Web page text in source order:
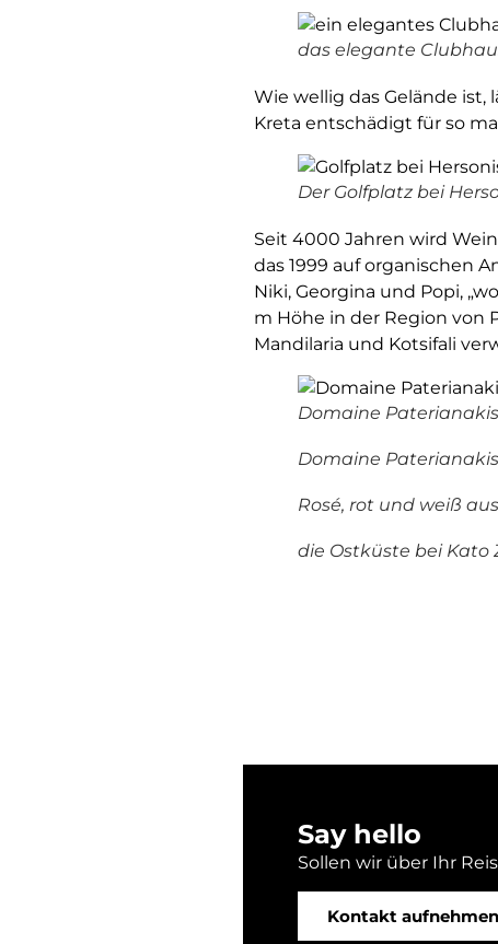
das elegante
Wie wellig das Gelände ist,
Kreta entschädigt für so
Der Golfplatz bei
Seit 4000 Jahren wird
das 1999 auf organischen
Niki, Georgina und Popi,
m Höhe in der Region von
Mandilaria und Kotsifali
Domaine
Domaine
Rosé, rot und weiß
die Ostküste bei Kato
Say hello
Sollen wir über Ihr
Kontakt aufnehmen